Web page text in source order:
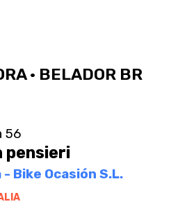
· BELADOR BR
56
pensieri
Bike Ocasión S.L.